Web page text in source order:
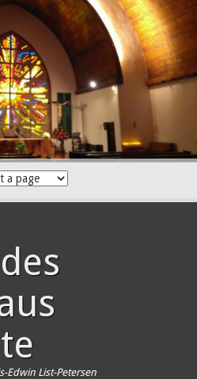
Edwin List-Petersen